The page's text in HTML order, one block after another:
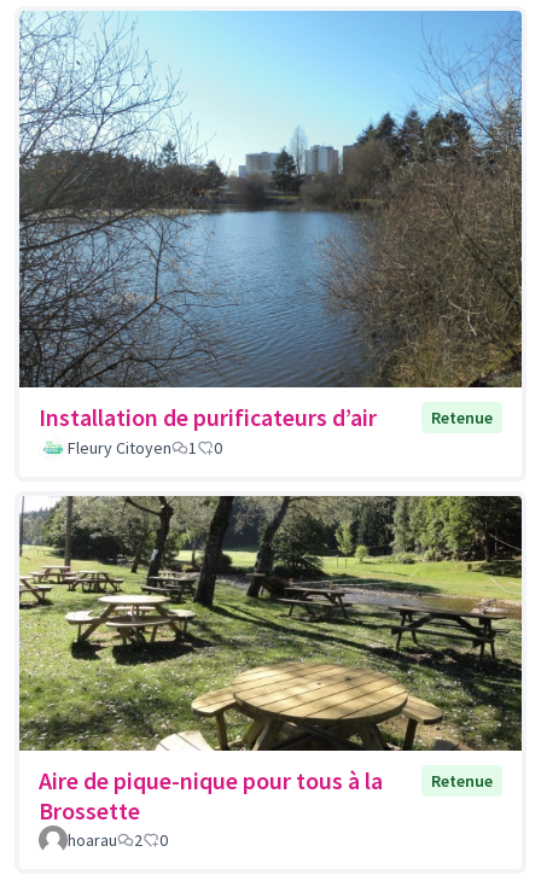
Installation de purificateurs d’air
Retenue
Fleury Citoyen
1 0
Aire de pique-nique pour tous à la
Brossette
Retenue
hoarau 2 0